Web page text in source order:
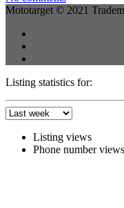
Mototarget © 2021
Listing statistics for:
Listing views
Phone number views